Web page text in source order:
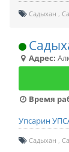
Садыхан
Адрес:
Время
Упсарин
Садыхан